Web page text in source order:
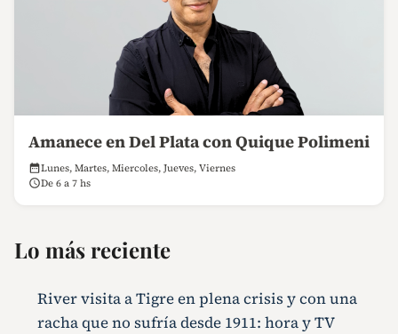
Amanece en Del Plata con Quique Polimeni
Lunes, Martes, Miercoles, Jueves, Viernes
De 6 a 7 hs
Lo más reciente
River visita a Tigre en plena crisis y con una
racha que no sufría desde 1911: hora y TV